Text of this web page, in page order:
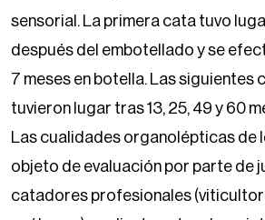
sensorial. La primera cata tuvo
después del embotellado y se
7 meses en botella. Las siguientes
tuvieron lugar tras 13, 25, 49 y 60
Las cualidades organolépticas de
objeto de evaluación por parte de
catadores profesionales